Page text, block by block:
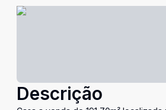
Descrição